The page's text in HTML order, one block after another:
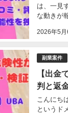
2026年5月
は、一見
な動きが
副業案件
【出金
判と返
こんにち
というド